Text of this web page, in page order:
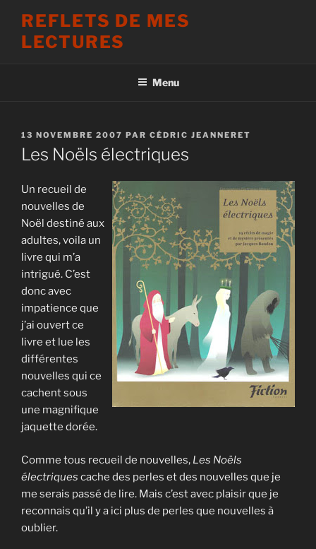
contenu
REFLETS DE MES
LECTURES
Menu
PUBLIÉ
LE
13 NOVEMBRE 2007 PAR CÉDRIC JEANNERET
Les Noëls électriques
Un recueil de
nouvelles de
Noël destiné aux
adultes, voila un
livre qui m’a
intrigué. C’est
donc avec
impatience que
j’ai ouvert ce
livre et lue les
différentes
nouvelles qui ce
cachent sous
une magnifique
jaquette dorée.
Comme tous recueil de nouvelles, Les Noëls
électriques cache des perles et des nouvelles que je
me serais passé de lire. Mais c’est avec plaisir que je
reconnais qu’il y a ici plus de perles que nouvelles à
oublier.